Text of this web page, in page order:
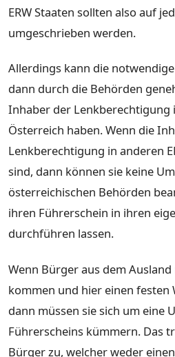
ERW Staaten sollten also auf
umgeschrieben werden.
Allerdings kann die
dann durch die Behörden
Inhaber der Lenkberechtigung
Österreich haben. Wenn die
Lenkberechtigung in anderen
sind, dann können sie keine
österreichischen Behörden
ihren Führerschein in ihren
durchführen lassen.
Wenn Bürger aus dem
kommen und hier einen festen
dann müssen sie sich um eine
Führerscheins kümmern. Das
Bürger zu, welcher weder